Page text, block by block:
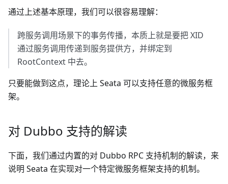
通过上述基本原理，我们可以很容易理解：
跨服务调用场景下的事务传播，本质上就是要把 XID
通过服务调用传递到服务提供方，并绑定到
RootContext 中去。
只要能做到这点，理论上 Seata 可以支持任意的微服务框
架。
对 Dubbo 支持的解读
下面，我们通过内置的对 Dubbo RPC 支持机制的解读，来
说明 Seata 在实现对一个特定微服务框架支持的机制。